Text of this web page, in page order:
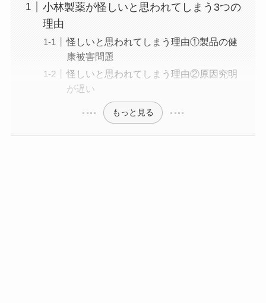
小林製薬が怪しいと思われてしまう3つの
理由
怪しいと思われてしまう理由①製品の健
康被害問題
怪しいと思われてしまう理由②原因究明
が遅い
もっと見る